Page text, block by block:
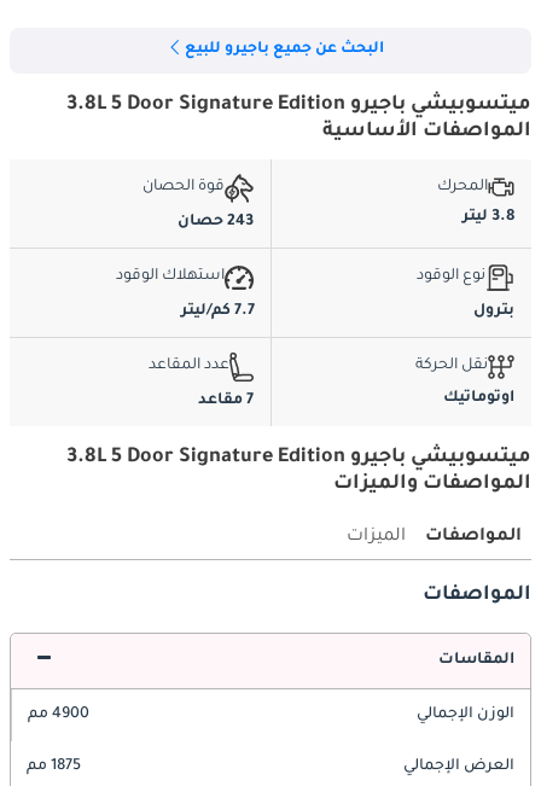
البحث عن جميع باجيرو للبيع
ميتسوبيشي باجيرو 3.8L 5 Door Signature Edition
المواصفات الأساسية
المحرك
3.8 ليتر
قوة الحصان
243 حصان
نوع الوقود
بترول
استهلاك الوقود
7.7 كم/ليتر
نقل الحركة
اوتوماتيك
عدد المقاعد
7 مقاعد
ميتسوبيشي باجيرو 3.8L 5 Door Signature Edition
المواصفات والميزات
المواصفات الميزات
المواصفات
المقاسات
الوزن الإجمالي 4900 مم
العرض الإجمالي 1875 مم